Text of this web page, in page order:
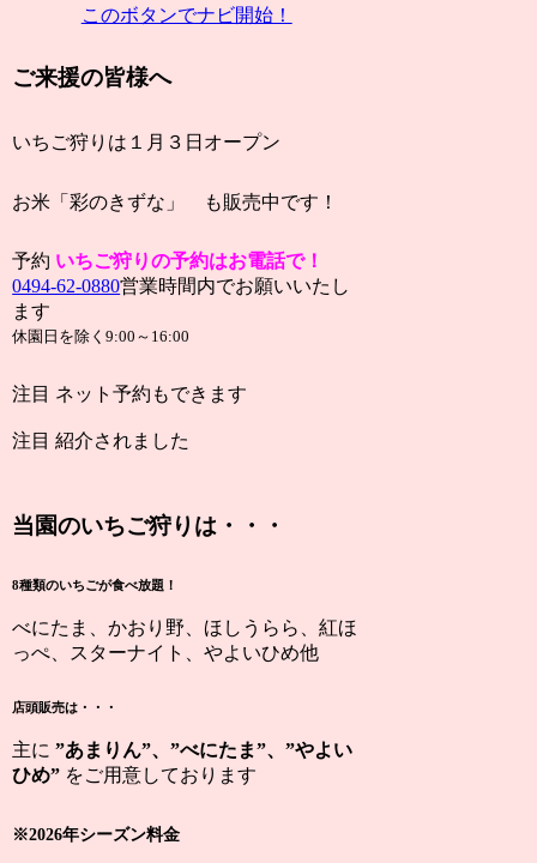
このボタンでナビ開始！
ご来援の皆様へ
いちご狩りは１月３日オープン
お米「彩のきずな」 も販売中です！
予約 いちご狩りの予約はお電話で！
0494-62-0880営業時間内でお願いいたし
ます
休園日を除く9:00～16:00
注目 ネット予約もできます
注目 紹介されました
当園のいちご狩りは・・・
8種類のいちごが食べ放題！
べにたま、かおり野、ほしうらら、紅ほ
っぺ、スターナイト、やよいひめ他
店頭販売は・・・
主に”あまりん”、”べにたま”、”やよい
ひめ” をご用意しております
※2026年シーズン料金